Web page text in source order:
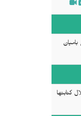
كتابتها